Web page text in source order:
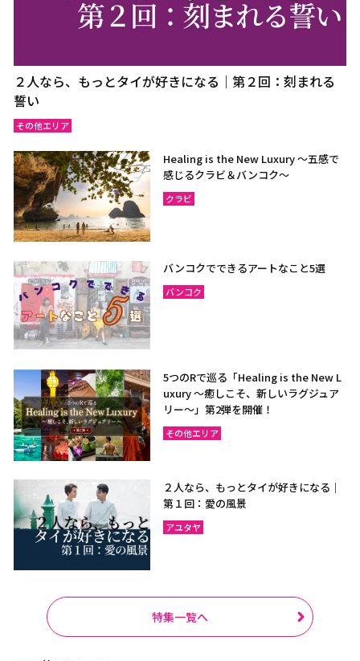
２人なら、もっとタイが好きになる｜第２回：刻まれる
誓い
その他エリア
Healing is the New Luxury ～五感で
感じるクラビ＆バンコク～
クラビ
バンコクでできるアートなこと5選
バンコク
5つのRで巡る「Healing is the New L
uxury ～癒しこそ、新しいラグジュア
リー〜」第2弾を開催！
その他エリア
２人なら、もっとタイが好きになる｜
第１回：愛の風景
アユタヤ
特集一覧へ